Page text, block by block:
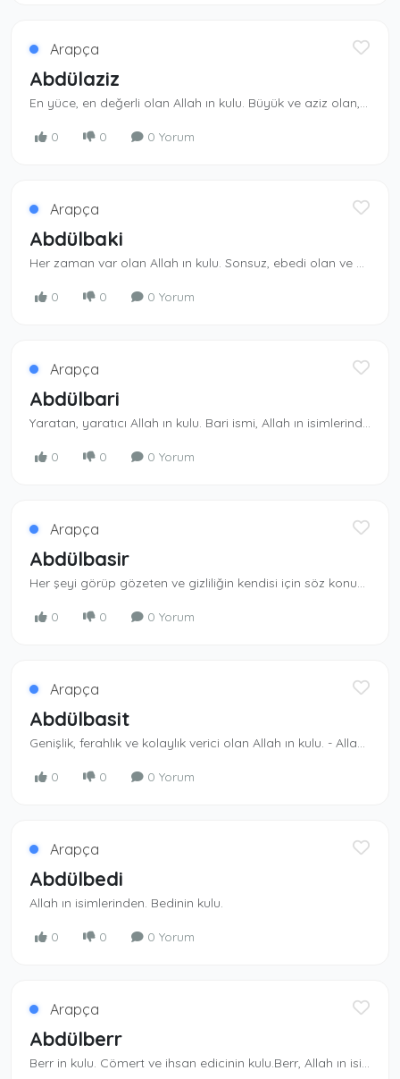
Arapça
Abdülaziz
En yüce, en değerli olan Allah ın kulu. Büyük ve aziz olan, izzet ve şeref sahibi Al­lah ın kulu. Aziz Allah ın isimlerindendi r. - Sultan Abdülaziz: 32. Osmanlı padişahının adı.
0 0 0 Yorum
Arapça
Abdülbaki
Her zaman var olan Allah ın kulu. Sonsuz, ebedi olan ve ölmenin kendisi için sözkonusu olmadığı. Allah ın kulu-Allah ın isimlerinden.
0 0 0 Yorum
Arapça
Abdülbari
Yaratan, yaratıcı Allah ın kulu. Bari ismi, Al­lah ın isimlerindendir. Abd takısı al­madan kullanılmaz. Yaratan, yaratıcı olan Allah ın kulu.
0 0 0 Yorum
Arapça
Abdülbasir
Her şeyi görüp gözeten ve gizliliğin kendisi için söz konusu olmadığı yüce Al­lah ın kulu.Her şeyi görüp anlayan Allah ın kulu.
0 0 0 Yorum
Arapça
Abdülbasit
Genişlik, ferahlık ve kolaylık verici olan Al­lah ın kulu. - Allah ın isimlerinden.Rızkı yayıp bollaştıran Allah ın kulu
0 0 0 Yorum
Arapça
Abdülbedi
Allah ın isimlerinden. Bedinin kulu.
0 0 0 Yorum
Arapça
Abdülberr
Berr in kulu. Cömert ve ihsan edicinin kulu.Berr, Allah ın isimlerindendir.